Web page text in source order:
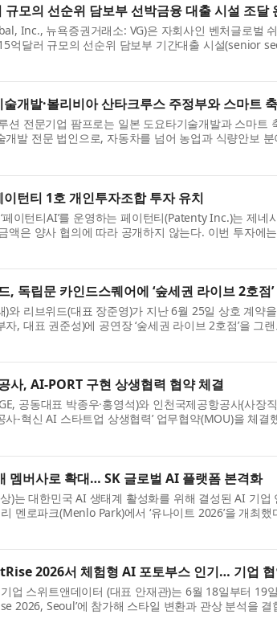
모의 선순위 담보부 선박금융 대출 시설 조달
Inc., 뉴욕증권거래소: VG)은 자회사인 벤처글로
억달러 규모의 선순위 담보부 기간대출 시설(senior
개발·볼리비아 산타크루스 주정부와 스마트
션 전문기업 팜프로는 일본 도요타기술개발과 스마트
개발 전문 법인으로, 자동차를 넘어 농업과 식량안보
턴티 1호 개인투자조합 투자 유치
이턴티AI’를 운영하는 페이턴티(Patenty Inc.)는 제
액은 양사 협의에 따라 공개하지 않는다. 이번 투자에
, 독립문 카인드스퀘어에 ‘숲세권 라이브 2호점
)와 리브위드(대표 장준영)가 지난 6월 25일 상호 계약
, 대표 권준성)에 공연장 ‘숲세권 라이브 2호점’을 그
사, AI-PORT 구현 상생협력 협약 체결
공동대표 박종우·홍영석)와 인천국제공항공사(사장
-혁신 AI 스타트업 상생협력’ 업무협약(MOU)을 체결
멤버사로 확대… SK 글로벌 AI 플랫폼 본격화
)는 대한민국 AI 생태계 활성화를 위해 결성된 AI 기업
멘로파크(Menlo Park)에서 ‘유나이트 2026’을 개최했
2026서 체험형 AI 포토부스 인기… 기업
업 스위트앤데이터 (대표 안재관)는 6월 18일부터 19
2026, Seoul’에 참가해 스타일 변환과 관상 분석을